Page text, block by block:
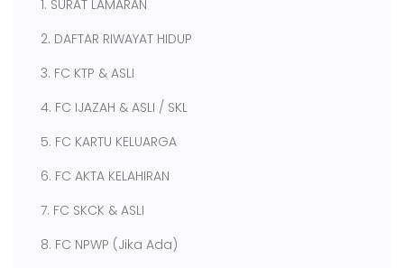
1. SURAT LAMARAN
2. DAFTAR RIWAYAT HIDUP
3. FC KTP & ASLI
4. FC IJAZAH & ASLI / SKL
5. FC KARTU KELUARGA
6. FC AKTA KELAHIRAN
7. FC SKCK & ASLI
8. FC NPWP (Jika Ada)